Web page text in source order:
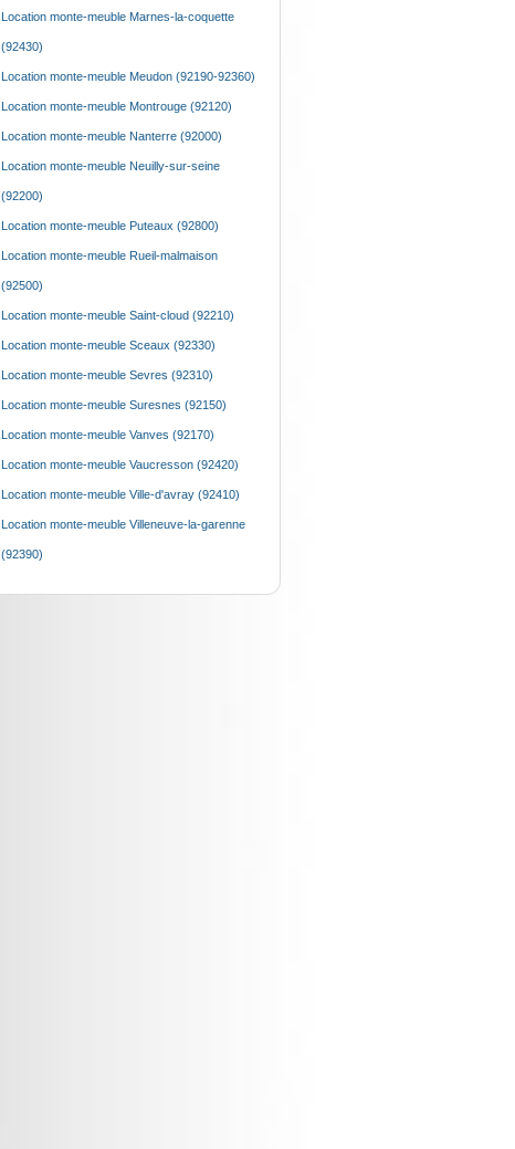
Location monte-meuble Marnes-la-coquette
(92430)
Location monte-meuble Meudon (92190-92360)
Location monte-meuble Montrouge (92120)
Location monte-meuble Nanterre (92000)
Location monte-meuble Neuilly-sur-seine
(92200)
Location monte-meuble Puteaux (92800)
Location monte-meuble Rueil-malmaison
(92500)
Location monte-meuble Saint-cloud (92210)
Location monte-meuble Sceaux (92330)
Location monte-meuble Sevres (92310)
Location monte-meuble Suresnes (92150)
Location monte-meuble Vanves (92170)
Location monte-meuble Vaucresson (92420)
Location monte-meuble Ville-d'avray (92410)
Location monte-meuble Villeneuve-la-garenne
(92390)